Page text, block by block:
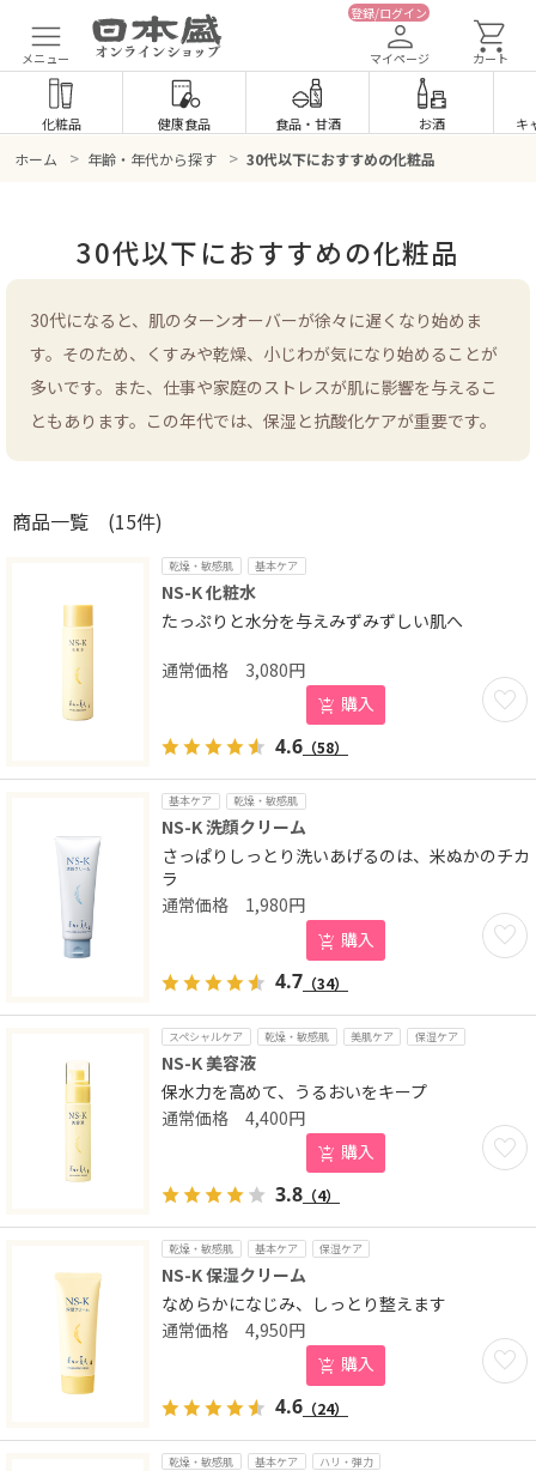
メニュー
登録/ログイン
マイページ カート
化粧品 健康食品 食品・ 甘酒 お酒 キ
ホーム > 年齢・年代から探す > 30代以下におすすめの化粧品
30代以下におすすめの化粧品
30代になると、肌のターンオーバーが徐々に遅くなり始めま
す。そのため、くすみや乾燥、小じわが気になり始めることが
多いです。また、仕事や家庭のストレスが肌に影響を与えるこ
ともあります。この年代では、保湿と抗酸化ケアが重要です。
商品一覧 (15件)
乾燥・敏感肌 基本ケア
NS-K 化粧水
たっぷりと水分を与えみずみずしい肌へ
お気
3,080円
購入
4.6 （58）
基本ケア 乾燥・敏感肌
NS-K 洗顔クリーム
さっぱりしっとり洗いあげるのは、米ぬかのチカ
ラ
お気
1,980円
購入
4.7 （34）
スペシャルケア 乾燥・敏感肌 美肌ケア 保湿ケア
NS-K 美容液
保水力を高めて、うるおいをキープ
お気
4,400円
購入
3.8 （4）
乾燥・敏感肌 基本ケア 保湿ケア
NS-K 保湿クリーム
なめらかになじみ、しっとり整えます
お気
4,950円
購入
4.6 （24）
乾燥・敏感肌 基本ケア ハリ・弾力